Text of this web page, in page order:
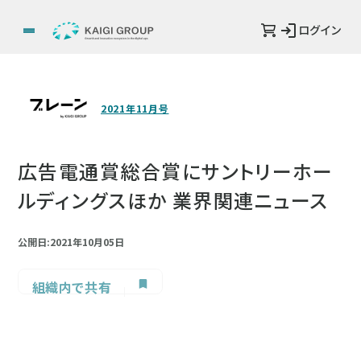
ログイン
2021年11月号
広告電通賞総合賞にサントリーホー
ルディングスほか 業界関連ニュース
公開日:2021年10月05日
組織内で共有